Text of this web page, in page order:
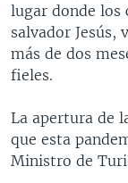
lugar donde los
salvador Jesús,
más de dos
fieles.
La apertura de
que esta
Ministro de